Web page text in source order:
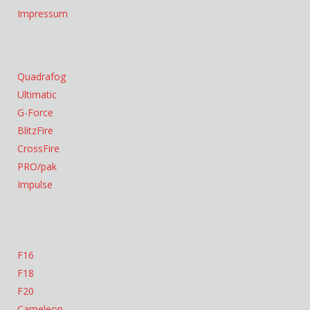
Impressum
Quadrafog
Ultimatic
G-Force
BlitzFire
CrossFire
PRO/pak
Impulse
F16
F18
F20